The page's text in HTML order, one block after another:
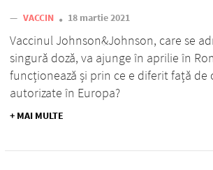
— VACCIN 18 martie 2021
Vaccinul Johnson&Johnson, care se
singură doză, va ajunge în aprilie în
funcționează și prin ce e diferit față de
autorizate în Europa?
+ MAI MULTE